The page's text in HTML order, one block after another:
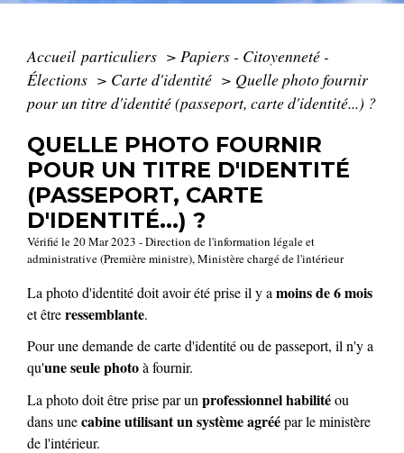
Accueil particuliers > Papiers - Citoyenneté -
Élections > Carte d'identité > Quelle photo fournir
pour un titre d'identité (passeport, carte d'identité...) ?
QUELLE PHOTO FOURNIR
POUR UN TITRE D'IDENTITÉ
(PASSEPORT, CARTE
D'IDENTITÉ...) ?
Vérifié le 20 Mar 2023 - Direction de l'information légale et
administrative (Première ministre), Ministère chargé de l'intérieur
La photo d'identité doit avoir été prise il y amoins de 6 mois
et êtreressemblante.
Pour une demande de carte d'identité ou de passeport, il n'y a
qu'une seule photoà fournir.
La photo doit être prise par un professionnel habilitéou
dans unecabine utilisant un système agréépar le ministère
de l'intérieur.